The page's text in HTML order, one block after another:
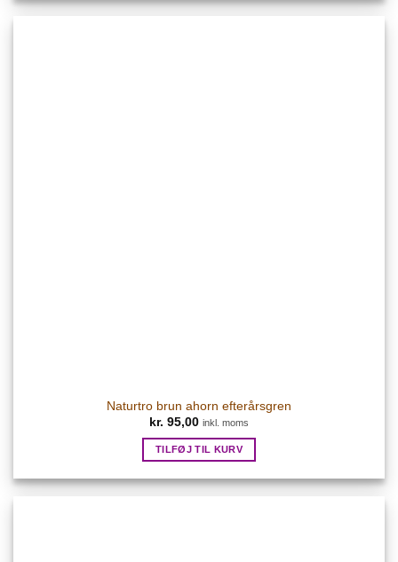
Naturtro brun ahorn efterårsgren
kr. 95,00 inkl. moms
TILFØJ TIL KURV